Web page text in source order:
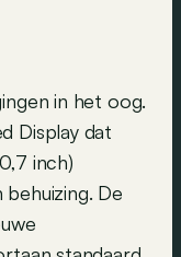
in het oog.
Display dat
inch)
De